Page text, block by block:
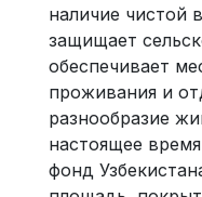
наличие чистой
защищает
обеспечивает
проживания и
разнообразие
настоящее
фонд